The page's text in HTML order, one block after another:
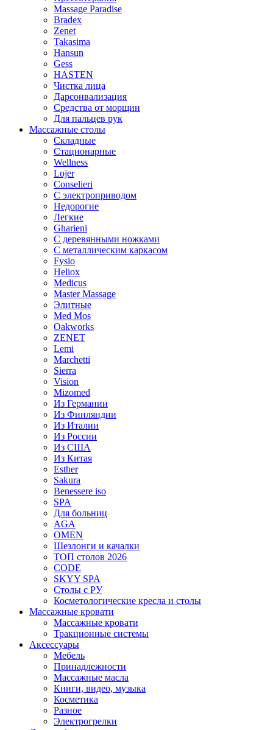
Massage Paradise
Bradex
Zenet
Takasima
Hansun
Gess
HASTEN
Чистка лица
Дарсонвализация
Средства от морщин
Для пальцев рук
Массажные столы
Складные
Стационарные
Wellness
Lojer
Conselieri
С электроприводом
Недорогие
Легкие
Gharieni
С деревянными ножками
С металлическим каркасом
Fysio
Heliox
Medicus
Master Massage
Элитные
Med Mos
Oakworks
ZENET
Lemi
Marchetti
Sierra
Vision
Mizomed
Из Германии
Из Финляндии
Из Италии
Из России
Из США
Из Китая
Esther
Sakura
Benessere iso
SPA
Для больниц
AGA
OMEN
Шезлонги и качалки
ТОП столов 2026
CODE
SKYY SPA
Столы с РУ
Косметологические кресла и столы
Массажные кровати
Массажные кровати
Тракционные системы
Аксессуары
Мебель
Принадлежности
Массажные масла
Книги, видео, музыка
Косметика
Разное
Электрогрелки